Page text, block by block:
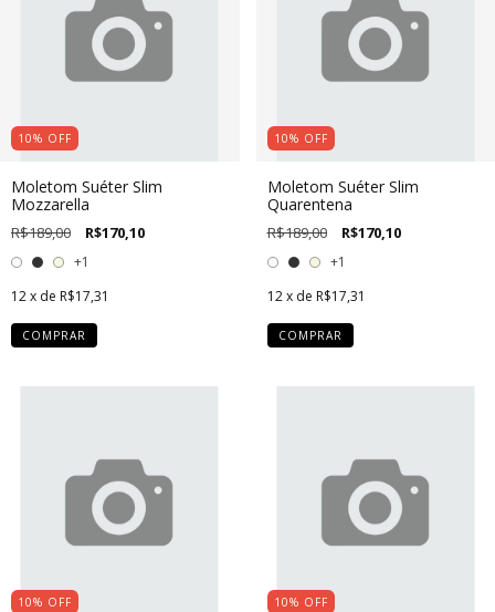
10% OFF
Moletom Suéter Slim
Mozzarella
R$189,00 R$170,10
+1
12x de R$17,31
COMPRAR
10% OFF
Moletom Suéter Slim
Quarentena
R$189,00 R$170,10
+1
12 x de R$17,31
COMPRAR
10% OFF 10% OFF